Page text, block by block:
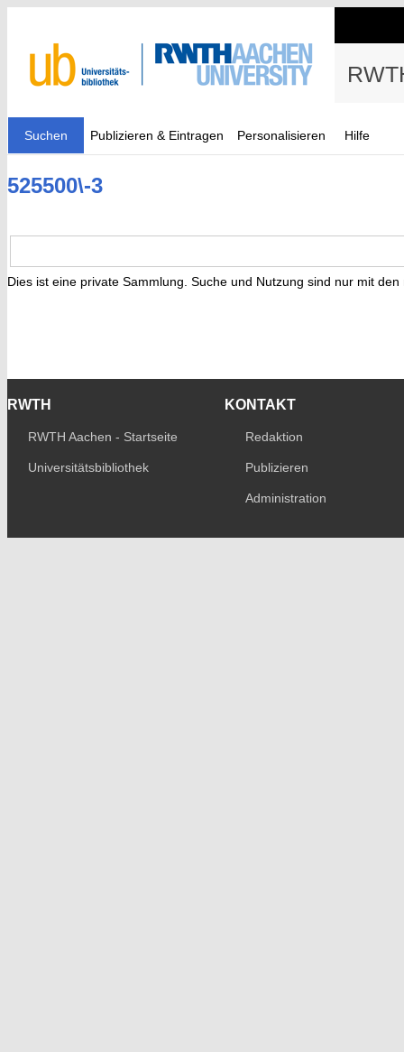
Suchen Publizieren & Eintragen Personalisieren Hilfe
525500\-3
Dies ist eine private Sammlung. Suche und Nutzung sind nur mit
RWTH
RWTH Aachen - Startseite
Universitätsbibliothek
KONTAKT
Redaktion
Publizieren
Administration